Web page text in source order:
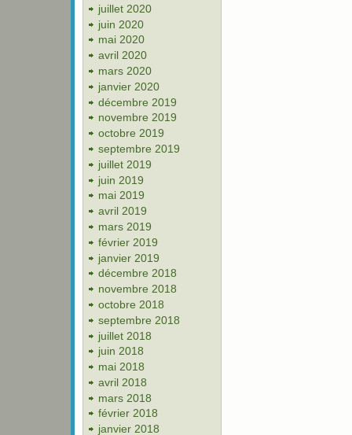
juillet 2020
juin 2020
mai 2020
avril 2020
mars 2020
janvier 2020
décembre 2019
novembre 2019
octobre 2019
septembre 2019
juillet 2019
juin 2019
mai 2019
avril 2019
mars 2019
février 2019
janvier 2019
décembre 2018
novembre 2018
octobre 2018
septembre 2018
juillet 2018
juin 2018
mai 2018
avril 2018
mars 2018
février 2018
janvier 2018